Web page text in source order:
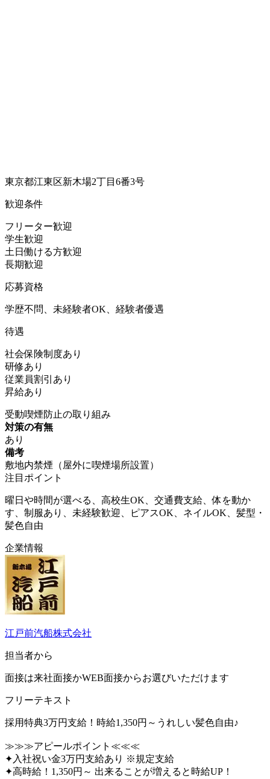
東京都江東区新木場2丁目6番3号
歓迎条件
フリーター歓迎
学生歓迎
土日働ける方歓迎
長期歓迎
応募資格
学歴不問、未経験者OK、経験者優遇
待遇
社会保険制度あり
研修あり
従業員割引あり
昇給あり
受動喫煙防止の取り組み
対策の有無
あり
備考
敷地内禁煙（屋外に喫煙場所設置）
注目ポイント
曜日や時間が選べる、高校生OK、交通費支給、体を動か
す、制服あり、未経験歓迎、ピアスOK、ネイルOK、髪型・
髪色自由
企業情報
江戸前汽船株式会社
担当者から
面接は来社面接かWEB面接からお選びいただけます
フリーテキスト
採用特典3万円支給！時給1,350円～うれしい髪色自由♪
≫≫≫アピールポイント≪≪≪
✦入社祝い金3万円支給あり ※規定支給
✦高時給！1,350円～ 出来ることが増えると時給UP！